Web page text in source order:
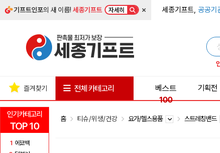
기프트인포의 새 이름!세종기프트 자세히 × 세종기프트, 공공기
인기카테고리
TOP 10
1 에코백
즐겨찾기 전체 카테고리
베스트
100
기획전
홈 티슈/위생/건강 요가/헬스용품 스트레칭밴드